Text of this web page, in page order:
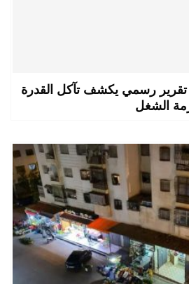
رسمي يكشف تآكل القدرة
الشغل